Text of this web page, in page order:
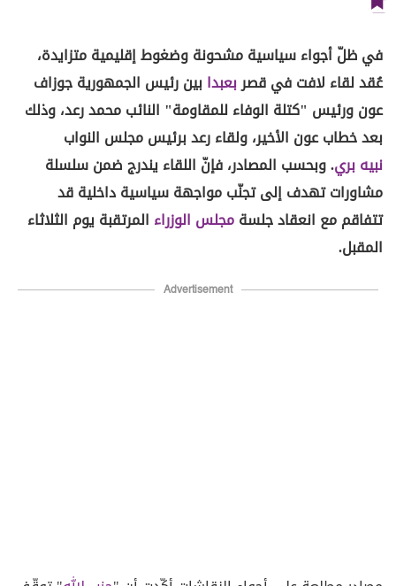
في ظلّ أجواء سياسية مشحونة وضغوط إقليمية متزايدة،
عُقد لقاء لافت في قصربعبدابين رئيس الجمهورية جوزاف
عون ورئيس "كتلة الوفاء للمقاومة" النائب محمد رعد، وذلك
بعد خطاب عون الأخير، ولقاء رعد برئيس مجلس النواب
نبيه بري. وبحسب المصادر، فإنّ اللقاء يندرج ضمن سلسلة
مشاورات تهدف إلى تجنّب مواجهة سياسية داخلية قد
تتفاقم مع انعقاد جلسةمجلس الوزراء المرتقبة يوم الثلاثاء
المقبل.
Advertisement